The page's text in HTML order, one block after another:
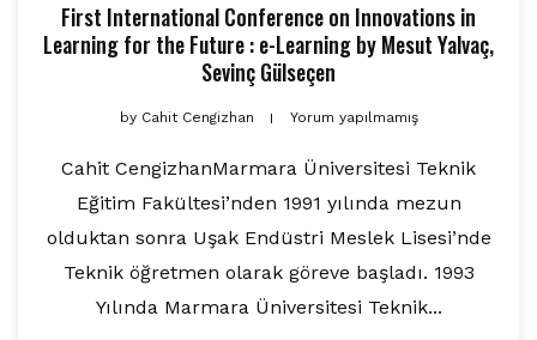
First International Conference on Innovations in
Learning for the Future : e-LearningbyMesut Yalvaç,
Sevinç Gülseçen
byCahit Cengizhan Yorum yapılmamış
Cahit CengizhanMarmara Üniversitesi Teknik
Eğitim Fakültesi’nden 1991 yılında mezun
olduktan sonra Uşak Endüstri Meslek Lisesi’nde
Teknik öğretmen olarak göreve başladı. 1993
Yılında Marmara Üniversitesi Teknik...